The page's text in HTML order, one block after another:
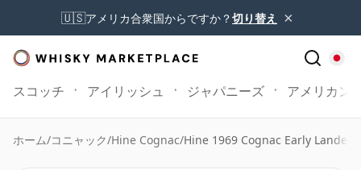
🇺🇸アメリカ合衆国からですか？切り替え ×
スコッチ アイリッシュ ジャパニーズ アメリカン
ホーム/コニャック/Hine Cognac/Hine 1969 Cognac Early Landed